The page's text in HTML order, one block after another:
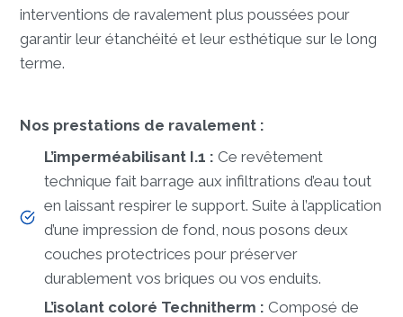
interventions de ravalement plus poussées pour
garantir leur étanchéité et leur esthétique sur le long
terme.
Nos prestations de ravalement :
L’imperméabilisant I.1 : Ce revêtement
technique fait barrage aux infiltrations d’eau tout
en laissant respirer le support. Suite à l’application
d’une impression de fond, nous posons deux
couches protectrices pour préserver
durablement vos briques ou vos enduits.
L’isolant coloré Technitherm : Composé de